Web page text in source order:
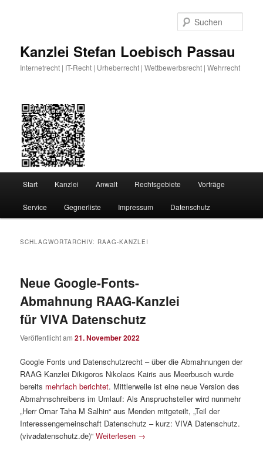
Kanzlei Stefan Loebisch Passau
Internetrecht | IT-Recht | Urheberrecht | Wettbewerbsrecht | Wehrrecht
Start Kanzlei Anwalt Rechtsgebiete Vorträge
Service Gegnerliste Impressum Datenschutz
SCHLAGWORTARCHIV: RAAG-KANZLEI
Neue Google-Fonts-
Abmahnung RAAG-Kanzlei
für VIVA Datenschutz
Veröffentlicht am21. November 2022
Google Fonts und Datenschutzrecht – über die Abmahnungen der
RAAG Kanzlei Dikigoros Nikolaos Kairis aus Meerbusch wurde
bereits mehrfach berichtet. Mittlerweile ist eine neue Version des
Abmahnschreibens im Umlauf: Als Anspruchsteller wird nunmehr
„Herr Omar Taha M Salhin“ aus Menden mitgeteilt, „Teil der
Interessengemeinschaft Datenschutz – kurz: VIVA Datenschutz.
(vivadatenschutz.de)“Weiterlesen →